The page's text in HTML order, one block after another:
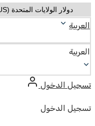
العربية
العربية
تسجيل الدخول
تسجيل الدخول